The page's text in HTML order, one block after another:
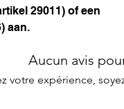
29011) of een
aan.
Aucun avis
votre expérience,